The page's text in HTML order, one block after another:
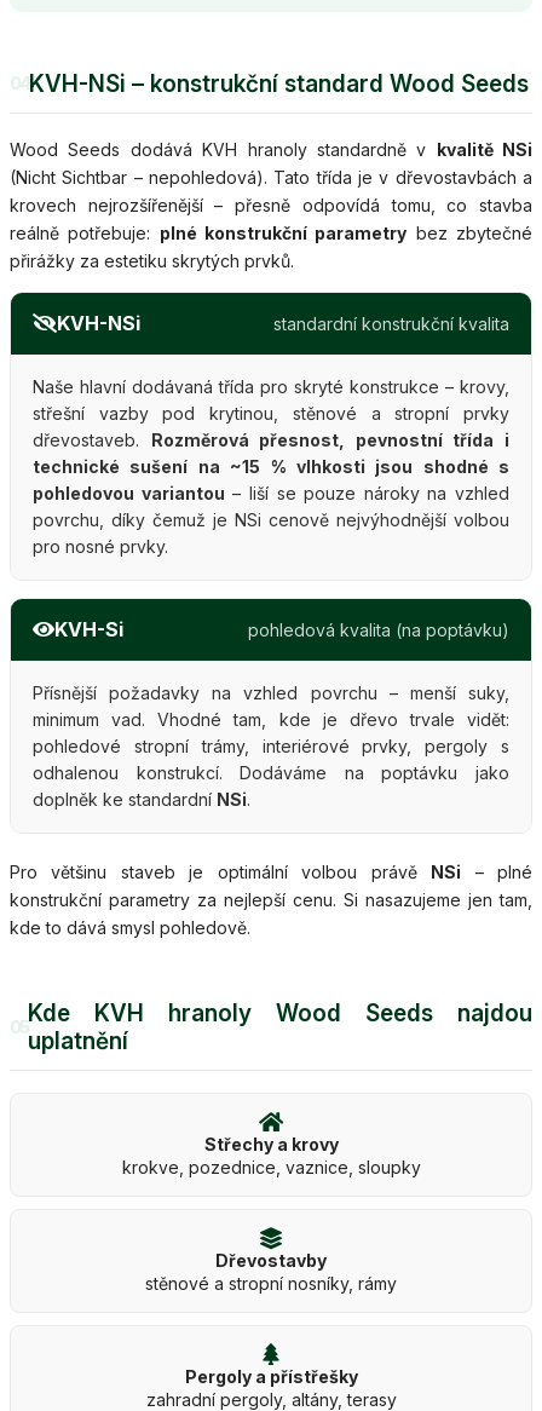
04KVH-NSi – konstrukční standard Wood Seeds
Wood Seeds dodává KVH hranoly standardně v kvalitě NSi
(Nicht Sichtbar – nepohledová). Tato třída je v dřevostavbách a
krovech nejrozšířenější – přesně odpovídá tomu, co stavba
reálně potřebuje: plné konstrukční parametry bez zbytečné
přirážky za estetiku skrytých prvků.
KVH-NSi standardní konstrukční kvalita
Naše hlavní dodávaná třída pro skryté konstrukce – krovy,
střešní vazby pod krytinou, stěnové a stropní prvky
dřevostaveb. Rozměrová přesnost, pevnostní třída i
technické sušení na ~15 % vlhkosti jsou shodné s
pohledovou variantou – liší se pouze nároky na vzhled
povrchu, díky čemuž je NSi cenově nejvýhodnější volbou
pro nosné prvky.
KVH-Si pohledová kvalita (na poptávku)
Přísnější požadavky na vzhled povrchu – menší suky,
minimum vad. Vhodné tam, kde je dřevo trvale vidět:
pohledové stropní trámy, interiérové prvky, pergoly s
odhalenou konstrukcí. Dodáváme na poptávku jako
doplněk ke standardní NSi.
Pro většinu staveb je optimální volbou právě NSi – plné
konstrukční parametry za nejlepší cenu. Si nasazujeme jen tam,
kde to dává smysl pohledově.
05Kde KVH hranoly Wood Seeds najdou
uplatnění
Střechy a krovy
krokve, pozednice, vaznice, sloupky
Dřevostavby
stěnové a stropní nosníky, rámy
Pergoly a přístřešky
zahradní pergoly, altány, terasy